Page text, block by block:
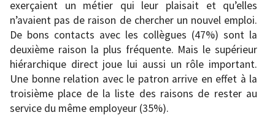
exerçaient un métier qui leur plaisait et qu’elles
n’avaient pas de raison de chercher un nouvel emploi.
De bons contacts avec les collègues (47%) sont la
deuxième raison la plus fréquente. Mais le supérieur
hiérarchique direct joue lui aussi un rôle important.
Une bonne relation avec le patron arrive en effet à la
troisième place de la liste des raisons de rester au
service du même employeur (35%).